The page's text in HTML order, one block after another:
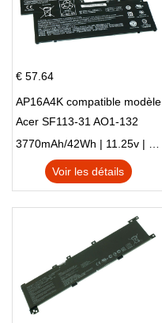
€ 57.64
AP16A4K compatible modèle
Acer SF113-31 AO1-132
NE132
3770mAh/42Wh | 11.25v | Li-ion ...
Voir les détails